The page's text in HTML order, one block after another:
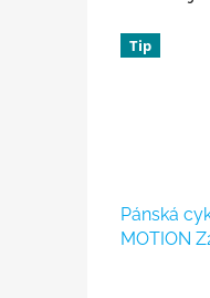
Tip
Pánská
MOTION